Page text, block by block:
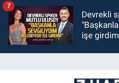
Devrekli
işe
7